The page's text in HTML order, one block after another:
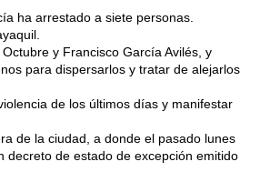
ha arrestado a siete personas.
y Francisco García Avilés, y
para dispersarlos y tratar de alejarlos
de los últimos días y manifestar
de la ciudad, a donde el pasado lunes
decreto de estado de excepción emitido